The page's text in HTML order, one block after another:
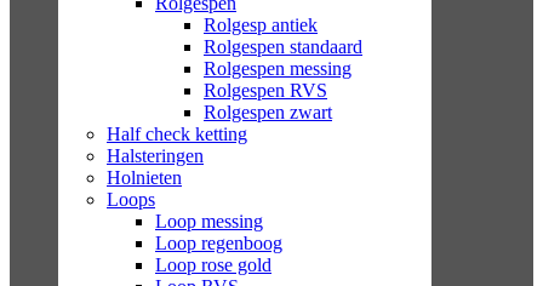
Rolgesp antiek
Rolgespen standaard
Rolgespen messing
Rolgespen RVS
Rolgespen zwart
Half check ketting
Halsteringen
Holnieten
Loops
Loop messing
Loop regenboog
Loop rose gold